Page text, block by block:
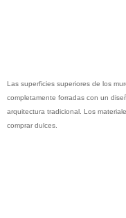
Las superficies superiores de los
completamente forradas con un
arquitectura tradicional. Los
comprar dulces.